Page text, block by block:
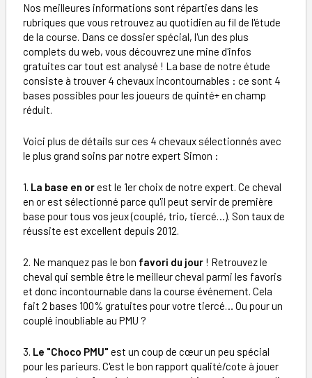
Nos meilleures informations sont réparties dans les
rubriques que vous retrouvez au quotidien au fil de l'étude
de la course. Dans ce dossier spécial, l'un des plus
complets du web, vous découvrez une mine d'infos
gratuites car tout est analysé ! La base de notre étude
consiste à trouver 4 chevaux incontournables : ce sont 4
bases possibles pour les joueurs de quinté+ en champ
réduit.
Voici plus de détails sur ces 4 chevaux sélectionnés avec
le plus grand soins par notre expert Simon :
1. La base en orest le 1er choix de notre expert. Ce cheval
en or est sélectionné parce qu'il peut servir de première
base pour tous vos jeux (couplé, trio, tiercé…). Son taux de
réussite est excellent depuis 2012.
2. Ne manquez pas le bon favori du jour ! Retrouvez le
cheval qui semble être le meilleur cheval parmi les favoris
et donc incontournable dans la course événement. Cela
fait 2 bases 100% gratuites pour votre tiercé… Ou pour un
couplé inoubliable au PMU ?
3. Le "Choco PMU" est un coup de cœur un peu spécial
pour les parieurs. C'est le bon rapport qualité/cote à jouer